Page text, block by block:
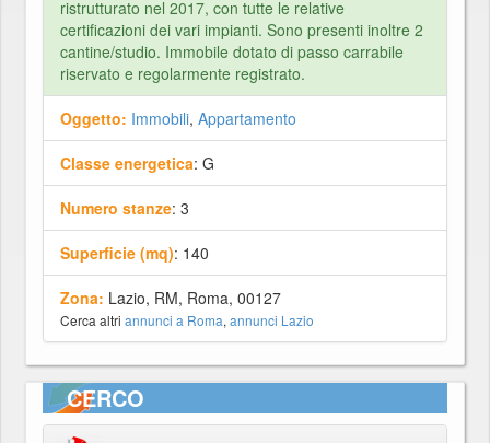
ristrutturato nel 2017, con tutte le relative
certificazioni dei vari impianti. Sono presenti inoltre 2
cantine/studio. Immobile dotato di passo carrabile
riservato e regolarmente registrato.
Oggetto: Immobili, Appartamento
Classe energetica: G
Numero stanze: 3
Superficie (mq): 140
Zona: Lazio, RM, Roma, 00127
Cerca altri annunci a Roma, annunci Lazio
CERCO